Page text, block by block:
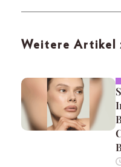
Weitere Artikel